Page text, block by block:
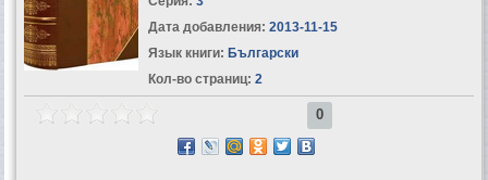
Дата добавления: 2013-11-15
Язык книги: Български
Кол-во страниц: 2
0